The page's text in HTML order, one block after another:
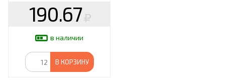
190.67
в наличии
В КОРЗИНУ